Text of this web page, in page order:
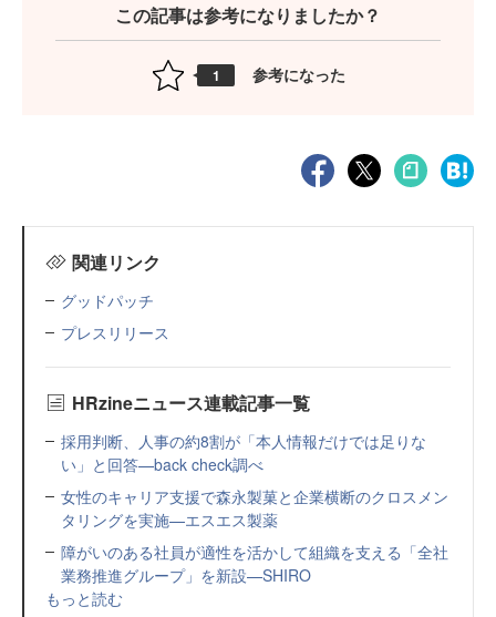
この記事は参考になりましたか？
1 参考になった
関連リンク
グッドパッチ
プレスリリース
HRzineニュース連載記事一覧
採用判断、人事の約8割が「本人情報だけでは足りな
い」と回答—back check調べ
女性のキャリア支援で森永製菓と企業横断のクロスメン
タリングを実施—エスエス製薬
障がいのある社員が適性を活かして組織を支える「全社
業務推進グループ」を新設—SHIRO
もっと読む